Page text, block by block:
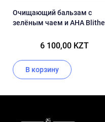
Очищающий бальзам с
зелёным чаем и AHA Blithe
6 100,00 KZT
В корзину